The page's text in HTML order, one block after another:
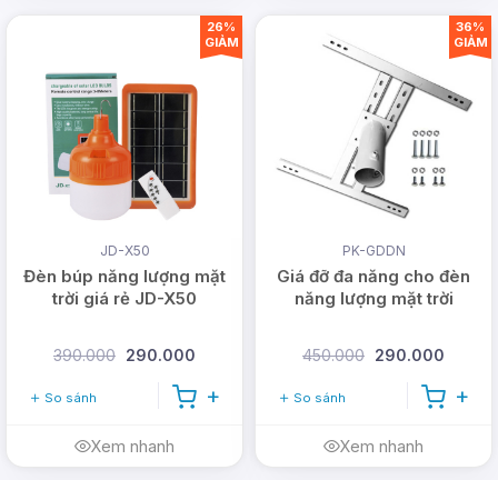
Ưu điểm và nhược điểm
đèn búp năng lượng mặt
Ưu điểm
Tiết kiệm điện và thân thiện với môi trường:
trời, nguồn năng lượng tái tạo.
Tính linh động cao:
Đèn có thể lắp, treo ở
JD-X50
Đèn búp năng lượng mặt
trời giá rẻ JD-X50
390.000 290.000
So sánh
Xem nhanh
26%
GIẢM
PK-GDDN
Giá đỡ đa năng cho đèn
năng lượng mặt trời
450.000 290.000
So sánh
Xem nhanh
36%
GIẢM